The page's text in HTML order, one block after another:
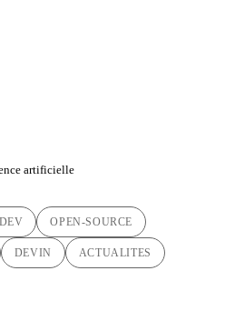
artificielle
OPEN-SOURCE
DEVIN ACTUALITES